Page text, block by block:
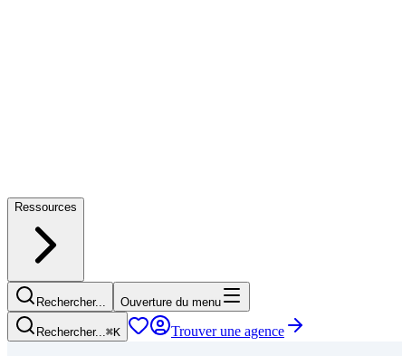
Ressources
Rechercher... Ouverture du menu
Rechercher...⌘K Trouver une agence